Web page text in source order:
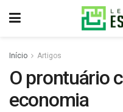
Início Artigos
O prontuário
economia